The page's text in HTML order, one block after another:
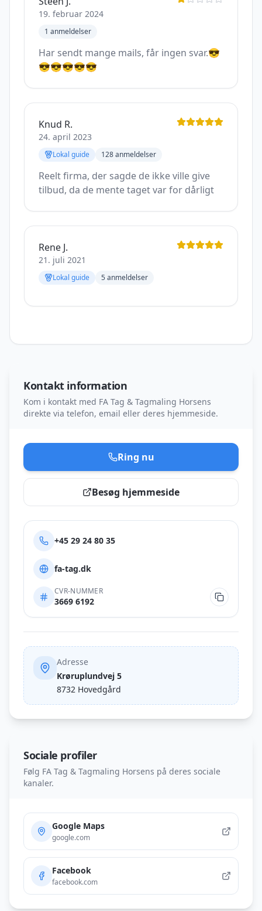
19. februar 2024
1 anmeldelser
Har sendt mange mails, får ingen svar.😎
😎😎😎😎😎
Knud R.
24. april 2023
Lokal guide 128anmeldelser
Reelt firma, der sagde de ikke ville give
tilbud, da de mente taget var for dårligt
Rene J.
21. juli 2021
Lokal guide 5anmeldelser
Kontakt information
Kom i kontakt med FA Tag & Tagmaling Horsens
direkte via telefon, email eller deres hjemmeside.
Ring nu
Besøg hjemmeside
+45 29 24 80 35
fa-tag.dk
CVR-NUMMER
3669 6192
Adresse
Krøruplundvej 5
8732 Hovedgård
Sociale profiler
Følg FA Tag & Tagmaling Horsens på deres sociale
kanaler.
Google Maps
google.com
Facebook
facebook.com